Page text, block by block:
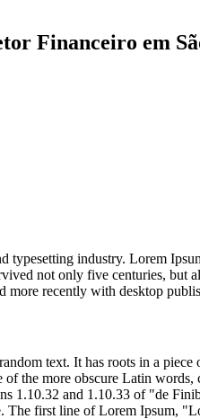
Financeiro em
industry. Lorem
not only five centuries, but
more recently with desktop
text. It has roots in a
the more obscure Latin
1.10.32 and 1.10.33 of "de
The first line of Lorem Ipsum,